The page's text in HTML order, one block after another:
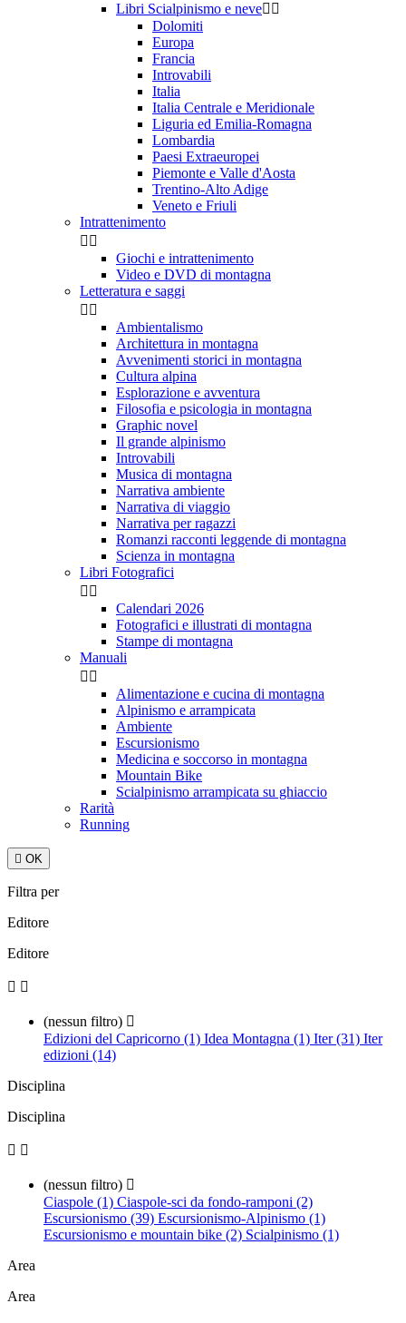
Libri Scialpinismo e neve 
Dolomiti
Europa
Francia
Introvabili
Italia
Italia Centrale e Meridionale
Liguria ed Emilia-Romagna
Lombardia
Paesi Extraeuropei
Piemonte e Valle d'Aosta
Trentino-Alto Adige
Veneto e Friuli
Intrattenimento
 
Giochi e intrattenimento
Video e DVD di montagna
Letteratura e saggi
 
Ambientalismo
Architettura in montagna
Avvenimenti storici in montagna
Cultura alpina
Esplorazione e avventura
Filosofia e psicologia in montagna
Graphic novel
Il grande alpinismo
Introvabili
Musica di montagna
Narrativa ambiente
Narrativa di viaggio
Narrativa per ragazzi
Romanzi racconti leggende di montagna
Scienza in montagna
Libri Fotografici
 
Calendari 2026
Fotografici e illustrati di montagna
Stampe di montagna
Manuali
 
Alimentazione e cucina di montagna
Alpinismo e arrampicata
Ambiente
Escursionismo
Medicina e soccorso in montagna
Mountain Bike
Scialpinismo arrampicata su ghiaccio
Rarità
Running
 OK
Filtra per
Editore
Editore
 
(nessun filtro) 
Edizioni del Capricorno (1) Idea Montagna (1) Iter (31) Iter
edizioni (14)
Disciplina
Disciplina
 
(nessun filtro) 
Ciaspole (1) Ciaspole-sci da fondo-ramponi (2)
Escursionismo (39) Escursionismo-Alpinismo (1)
Escursionismo e mountain bike (2) Scialpinismo (1)
Area
Area